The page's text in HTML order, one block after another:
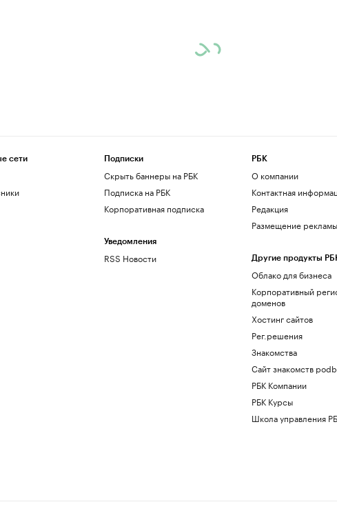
сети Подписки
Скрыть баннеры на РБК
Подписка на РБК
Корпоративная подписка
Уведомления
RSS Новости
РБК
О компании
Контактная
Редакция
Размещение рекламы
Другие продукты
Облако для бизнеса
Корпоративный
доменов
Хостинг сайтов
Рег.решения
Знакомства
Сайт знакомств
РБК Компании
РБК Курсы
Школа управления